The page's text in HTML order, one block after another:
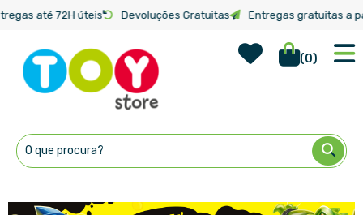
até 72H úteis Devoluções Gratuitas Entregas gratuitas a
Wish List
(0)
para
Conteúdo
Início Marcas Goo Jit Zu